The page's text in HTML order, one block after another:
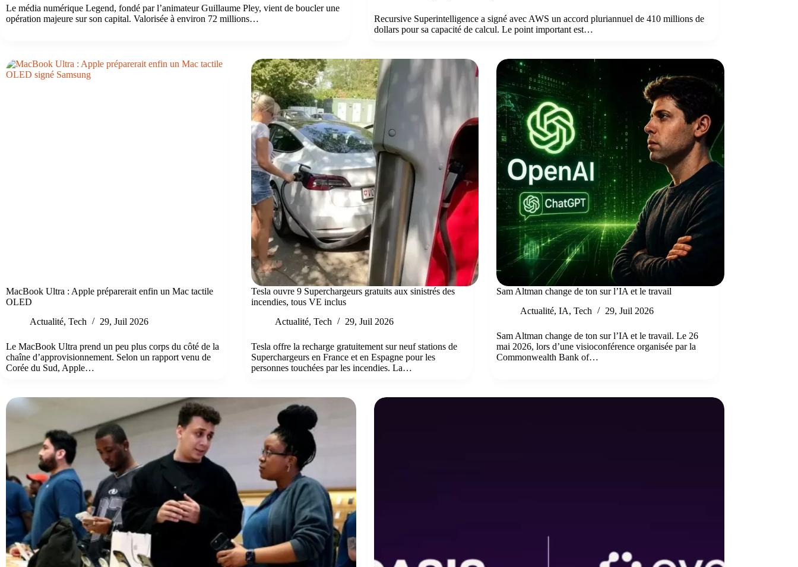
Le média numérique Legend, fondé par l’animateur Guillaume Pley, vient de boucler une
opération majeure sur son capital. Valorisée à environ 72 millions…
Recursive Superintelligence a signé avec AWS un accord pluriannuel de 410 millions de
dollars pour sa capacité de calcul. Le point important est…
MacBook Ultra : Apple préparerait enfin un Mac tactile
OLED
Actualité, Tech 29, Juil 2026
Le MacBook Ultra prend un peu plus corps du côté de la
chaîne d’approvisionnement. Selon un rapport venu de
Corée du Sud, Apple…
Tesla ouvre 9 Superchargeurs gratuits aux sinistrés des
incendies, tous VE inclus
Actualité,Tech 29, Juil 2026
Tesla offre la recharge gratuitement sur neuf stations de
Superchargeurs en France et en Espagne pour les
personnes touchées par les incendies. La…
Sam Altman change de ton sur l’IA et le travail
Actualité,IA,Tech 29, Juil 2026
Sam Altman change de ton sur l’IA et le travail. Le 26
mai 2026, lors d’une visioconférence organisée par la
Commonwealth Bank of…